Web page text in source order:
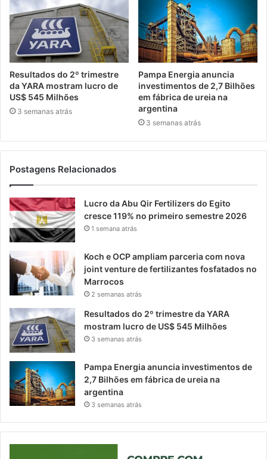
Resultados do 2º trimestre
da YARA mostram lucro de
US$ 545 Milhões
3 semanas atrás
Pampa Energia anuncia
investimentos de 2,7 Bilhões
em fábrica de ureia na
argentina
3 semanas atrás
Postagens Relacionados
Lucro da Abu Qir Fertilizers do Egito
cresce 119% no primeiro semestre 2026
1 semana atrás
Koch e OCP ampliam parceria com nova
joint venture de fertilizantes fosfatados no
Marrocos
2 semanas atrás
Resultados do 2º trimestre da YARA
mostram lucro de US$ 545 Milhões
3 semanas atrás
Pampa Energia anuncia investimentos de
2,7 Bilhões em fábrica de ureia na
argentina
3 semanas atrás